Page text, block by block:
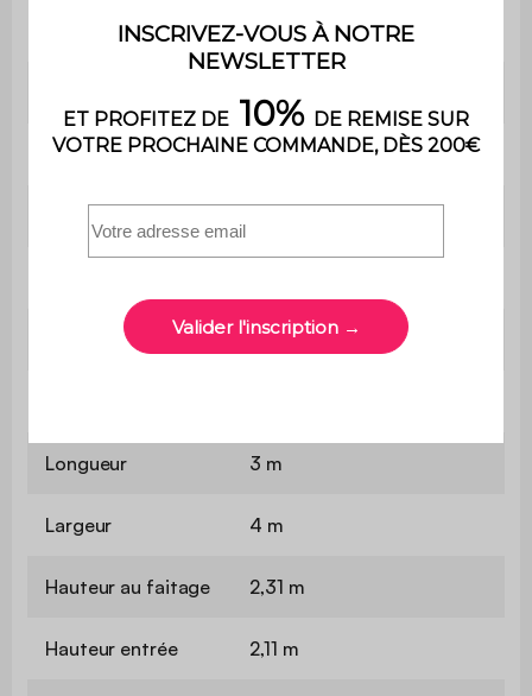
Motorisé Non
Couleur Anthracite
3x4 m
Longueur 3 m
Largeur 4 m
Hauteur au faitage 2,31 m
Hauteur entrée 2,11 m